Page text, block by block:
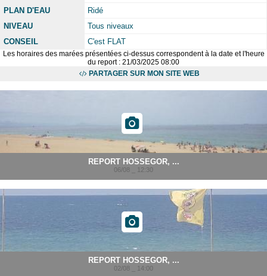
PLAN D'EAU
Ridé
NIVEAU
Tous niveaux
CONSEIL
C'est FLAT
Les horaires des marées présentées ci-dessus correspondent à la date et l'heure
du report : 21/03/2025 08:00
PARTAGER SUR MON SITE WEB
REPORT HOSSEGOR, ...
06/08 _ 12:30
REPORT HOSSEGOR, ...
02/08 _ 14:00